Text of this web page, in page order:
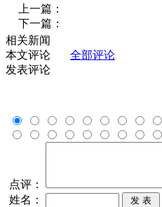
上一篇：
下一篇：
相关新闻
本文评论
全部评论
发表评论
点评：
姓名：